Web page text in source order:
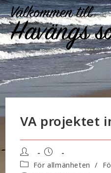
VA projektet
För allmänheten /